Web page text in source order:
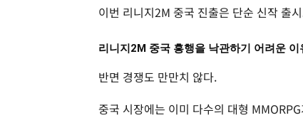
이번 리니지2M 중국 진출은 단순 신작 출
리니지2M 중국 흥행을 낙관하기 어려운 이
반면 경쟁도 만만치 않다.
중국 시장에는 이미 다수의 대형